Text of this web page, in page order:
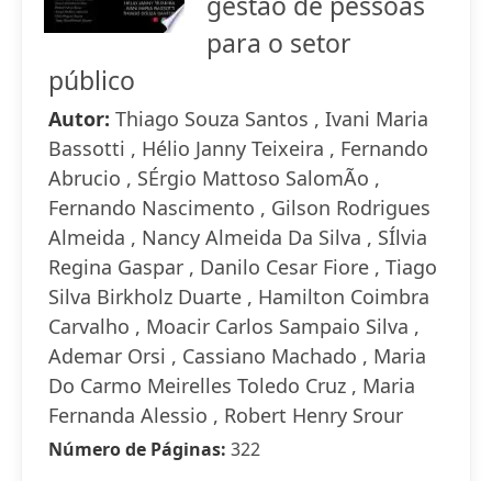
para o setor
público
Autor: Thiago Souza Santos , Ivani Maria
Bassotti , Hélio Janny Teixeira , Fernando
Abrucio , SÉrgio Mattoso SalomÃo ,
Fernando Nascimento , Gilson Rodrigues
Almeida , Nancy Almeida Da Silva , SÍlvia
Regina Gaspar , Danilo Cesar Fiore , Tiago
Silva Birkholz Duarte , Hamilton Coimbra
Carvalho , Moacir Carlos Sampaio Silva ,
Ademar Orsi , Cassiano Machado , Maria
Do Carmo Meirelles Toledo Cruz , Maria
Fernanda Alessio , Robert Henry Srour
Número de Páginas: 322